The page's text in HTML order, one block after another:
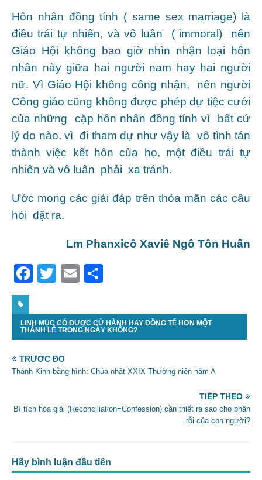
Hôn nhân đồng tính ( same sex marriage) là
điều trái tự nhiên, và vô luân ( immoral) nên
Giáo Hội không bao giờ nhìn nhận loại hôn
nhân này giữa hai người nam hay hai người
nữ. Vì Giáo Hội không công nhận, nên người
Công giáo cũng không được phép dự tiệc cưới
của những cặp hôn nhân đồng tính vì bất cứ
lý do nào, vì đi tham dự như vậy là vô tình tán
thành việc kết hôn của họ, một điều trái tự
nhiên và vô luân phải xa tránh.
Ước mong các giải đáp trên thỏa mãn các câu
hỏi đặt ra.
Lm Phanxicô Xaviê Ngô Tôn Huấn
F
c
e
o
k
T
itt
er
E
ai
l
ar
e
LINH MỤC CÓ ĐƯỢC CỬ HÀNH HAY ĐỒNG TẾ HƠN MỘT
THÁNH LỄ TRONG NGÀY KHÔNG?
TRƯỚC ĐÓ
Thánh Kinh bằng hình: Chúa nhật XXIX Thường niên năm A
TIẾP THEO
Bí tích hòa giải (Reconciliation=Confession) cần thiết ra sao cho phần
rỗi của con người?
Hãy bình luận đầu tiên